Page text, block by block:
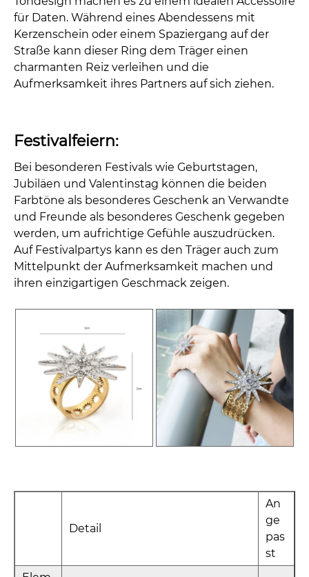
für Daten. Während eines Abendessens mit
Kerzenschein oder einem Spaziergang auf der
Straße kann dieser Ring dem Träger einen
charmanten Reiz verleihen und die
Aufmerksamkeit ihres Partners auf sich ziehen.
Festivalfeiern:
Bei besonderen Festivals wie Geburtstagen,
Jubiläen und Valentinstag können die beiden
Farbtöne als besonderes Geschenk an Verwandte
und Freunde als besonderes Geschenk gegeben
werden, um aufrichtige Gefühle auszudrücken.
Auf Festivalpartys kann es den Träger auch zum
Mittelpunkt der Aufmerksamkeit machen und
ihren einzigartigen Geschmack zeigen.
Detail
An
ge
pas
st